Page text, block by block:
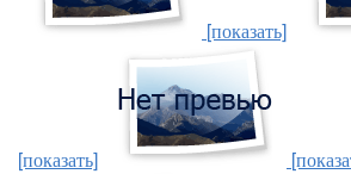
[показать]
[показать]